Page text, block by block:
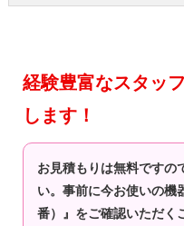
経験豊富なスタッ
します！
お見積もりは無料ですの
い。事前に今お使いの機
番）』をご確認いただく